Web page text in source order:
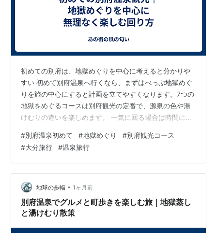
初めての別府は、地獄めぐりを中心に考えると分かりや
すい 初めて別府温泉へ行くなら、まずはべっぷ地獄めぐ
りを旅の中心にすると計画を立てやすくなります。7つの
地獄をめぐるコースは別府観光の定番で、源泉の色や湯
けむりの違いを楽しめます。 一気に回る場合は時間に余
バスや車を使いながら、無理なく回れる順番を考えてお
くと、初めてでも落ち着いて楽しめます。 見る温泉と入
る温泉を分けて考える 地獄めぐりは、温泉に入るための
場所ではなく、源泉を見て楽しむ観光です。青い海地獄
や赤い血の池地獄など、自然がつくる景色を見ながら別
府の温泉文化にふれられます。 実際に温泉…
#別府温泉初めて #地獄めぐり #別府観光コース
#大分旅行 #温泉旅行
地球の歩幅 • 1ヶ月前
別府温泉でグルメと町歩きを楽しむ旅｜地獄蒸し
と湯けむり散策